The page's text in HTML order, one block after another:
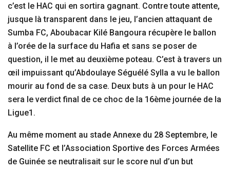
c’est le HAC qui en sortira gagnant. Contre toute attente,
jusque là transparent dans le jeu, l’ancien attaquant de
Sumba FC, Aboubacar Kilé Bangoura récupère le ballon
à l’orée de la surface du Hafia et sans se poser de
question, il le met au deuxième poteau. C’est à travers un
œil impuissant qu’Abdoulaye Séguélé Sylla a vu le ballon
mourir au fond de sa case. Deux buts à un pour le HAC
sera le verdict final de ce choc de la 16ème journée de la
Ligue1.
Au même moment au stade Annexe du 28 Septembre, le
Satellite FC et l’Association Sportive des Forces Armées
de Guinée se neutralisait sur le score nul d’un but